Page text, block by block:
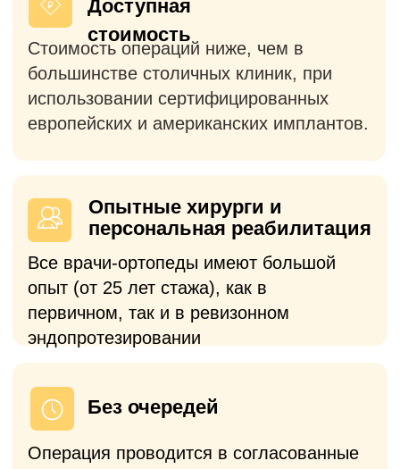
Предусмотрена возможность
бесплатной госпитализации в
комфортабельную палату на кануне
операции
Госпитализация
накануне — бесплатно
С вами на связи наши врачи, а все
вопросы по госпитализации курирует
Выберете формат консультации в
зависимости от ваших потребностей
Платный прием